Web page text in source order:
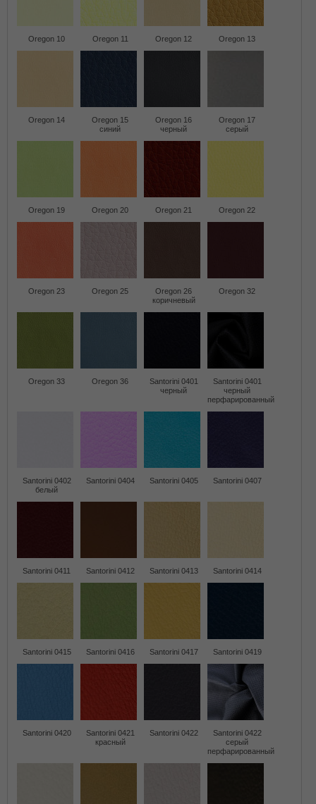
Oregon 10 Oregon 11 Oregon 12 Oregon 13
Oregon 14
Oregon 15
синий
Oregon 16
черный
Oregon 17
серый
Oregon 19 Oregon 20 Oregon 21 Oregon 22
Oregon 23 Oregon 25
Oregon 26
коричневый
Oregon 32
Oregon 33 Oregon 36
Santorini 0401
черный
Santorini 0401
черный
перфарированный
Santorini 0402
белый
Santorini 0404 Santorini 0405 Santorini 0407
Santorini 0411 Santorini 0412 Santorini 0413 Santorini 0414
Santorini 0415 Santorini 0416 Santorini 0417 Santorini 0419
Santorini 0420
Santorini 0421
красный
Santorini 0422
Santorini 0422
серый
перфарированный